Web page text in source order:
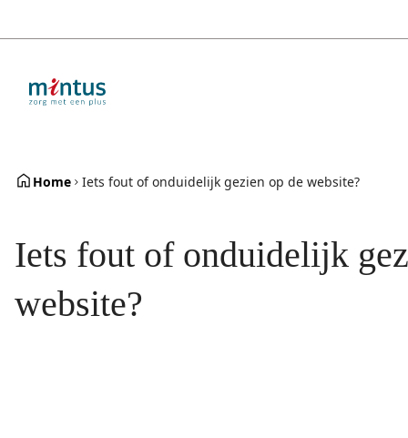
en
inhoud
Home Iets fout of onduidelijk gezien op de website?
Iets fout of onduidelijk
website?